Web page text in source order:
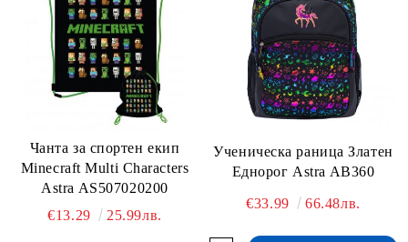
Чанта за спортен екип
Minecraft Multi Characters
Astra AS507020200
€13.29
25.99лв.
Ученическа раница Златен
Еднорог Astra AB360
€33.99 66.48лв.